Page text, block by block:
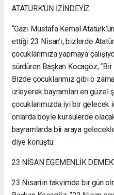
ATATÜRK’ÜN İZİNDEYİZ
“Gazi Mustafa Kemal
ettiği 23 Nisan’ı, bizlerde
çocuklarımıza yapmaya
sürdüren Başkan Kocagöz,
Bizde çocuklarımız gibi o
izleyerek bayramları en güzel
çocuklarımızda iyi bir gelecek
onlarda böyle kürsülerde
bayramlarda bir araya
diye konuştu.
23 NİSAN EGEMENLİK
23 Nisan’ın takvimde bir gün